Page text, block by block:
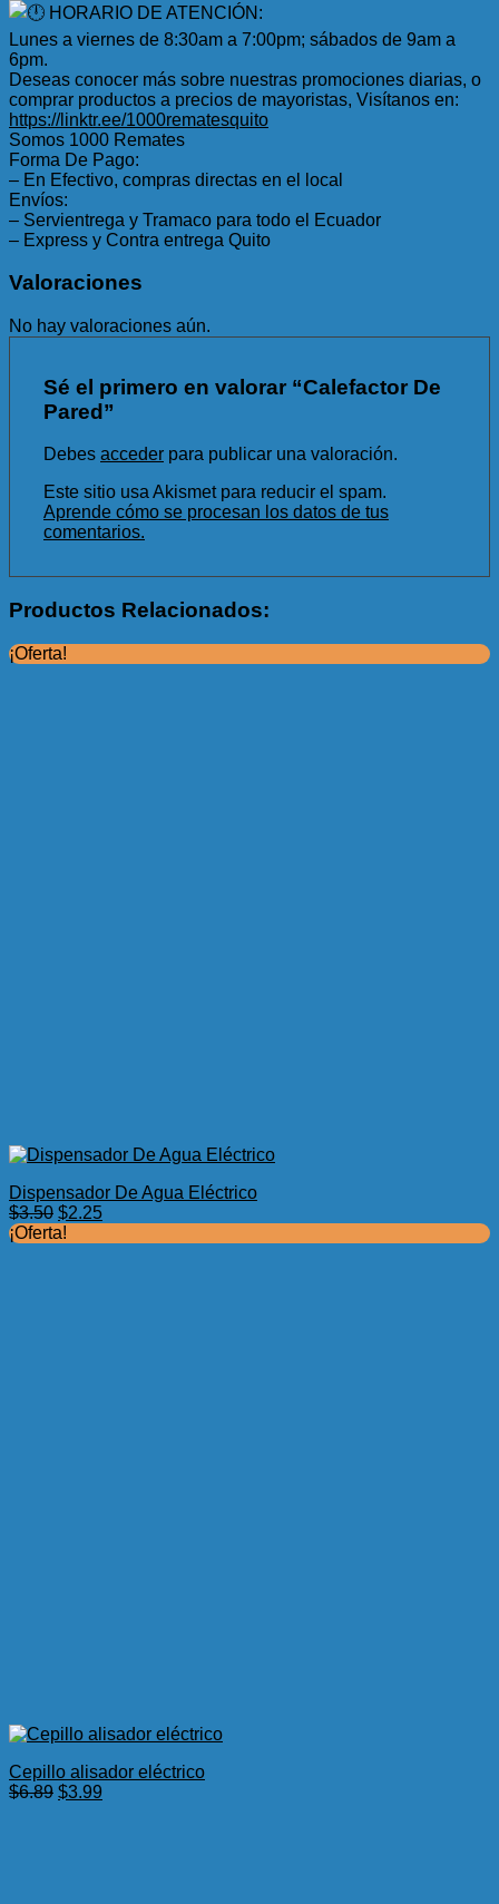
HORARIO DE ATENCIÓN:
Lunes a viernes de 8:30am a 7:00pm; sábados de 9am a
6pm.
Deseas conocer más sobre nuestras promociones diarias, o
comprar productos a precios de mayoristas, Visítanos en:
https://linktr.ee/1000rematesquito
Somos 1000 Remates
Forma De Pago:
– En Efectivo, compras directas en el local
Envíos:
– Servientrega y Tramaco para todo el Ecuador
– Express y Contra entrega Quito
Valoraciones
No hay valoraciones aún.
Sé el primero en valorar “Calefactor De
Pared”
Debes acceder para publicar una valoración.
Este sitio usa Akismet para reducir el spam.
Aprende cómo se procesan los datos de tus
comentarios.
Productos Relacionados:
¡Oferta!
Dispensador De Agua Eléctrico
$3.50 El
precio
$2.25El
¡Oferta!
Cepillo alisador eléctrico
$6.89 El
$3.99